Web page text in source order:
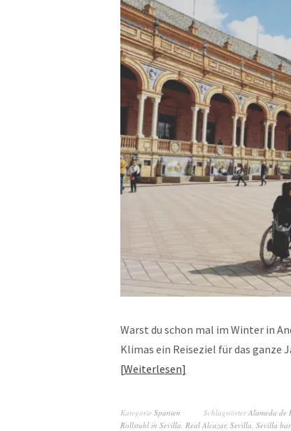
Warst du schon mal im Winter in
Klimas ein Reiseziel für das ganze
Weiterlesen
Kategorie Spanien SchlagwörterAlameda de
Rollstuhl in Sevilla, Real Alcazar, Sevilla, Sevilla